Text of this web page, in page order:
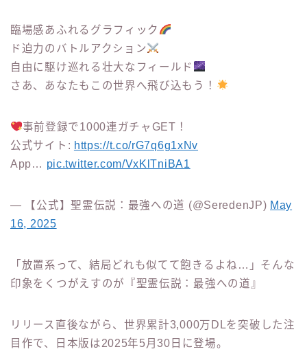
臨場感あふれるグラフィック
ド迫力のバトルアクション
自由に駆け巡れる壮大なフィールド
さあ、あなたもこの世界へ飛び込もう！
事前登録で1000連ガチャGET！
公式サイト: https://t.co/rG7q6g1xNv
App… pic.twitter.com/VxKlTniBA1
— 【公式】聖霊伝説：最強への道 (@SeredenJP) May
16, 2025
「放置系って、結局どれも似てて飽きるよね…」そんな
印象をくつがえすのが『聖霊伝説：最強への道』
リリース直後ながら、世界累計3,000万DLを突破した注
目作で、日本版は2025年5月30日に登場。